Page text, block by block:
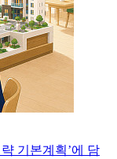
기본계획’에 담